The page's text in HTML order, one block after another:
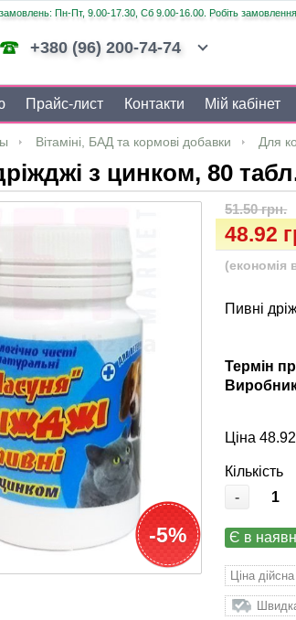
Пн-Пт, 9.00-17.30, Сб 9.00-16.00. Робіть замовлення
+380 (96) 200-74-74
Прайс-лист Контакти Мій кабінет
Вітаміні, БАД та кормові добавки Для
з цинком, 80
-5%
51.50 грн.
48.92
(економія
Пивні
Термін
Ціна
Кількість
-
Є в
Ціна